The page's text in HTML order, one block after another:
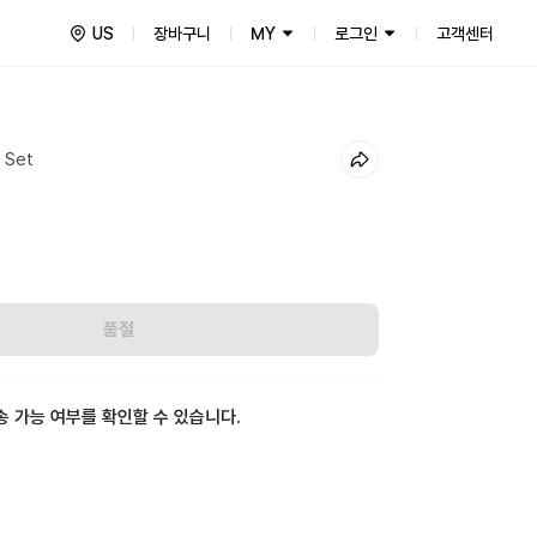
US 장바구니 MY 로그인 고객센터
품절
가능 여부를 확인할 수 있습니다.